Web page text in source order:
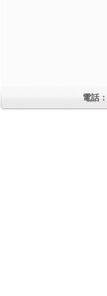
電話：